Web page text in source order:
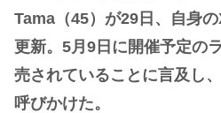
Tama（45）が29日、自身
更新。5月9日に開催予定の
売されていることに言及し
呼びかけた。